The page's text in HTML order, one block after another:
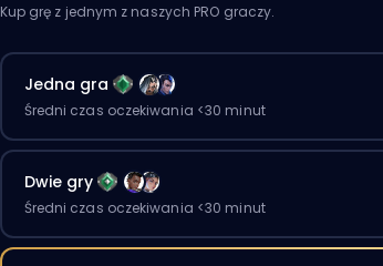
Kup grę z jednym z naszych PRO graczy.
Jedna gra
Średni czas oczekiwania <30 minut
Dwie gry
Średni czas oczekiwania <30 minut